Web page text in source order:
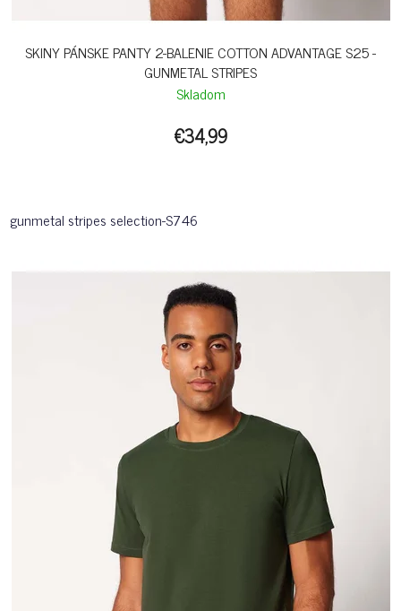
SKINY PÁNSKE PANTY 2-BALENIE COTTON ADVANTAGE S25 -
GUNMETAL STRIPES
Skladom
€34,99
gunmetal stripes selection-S746